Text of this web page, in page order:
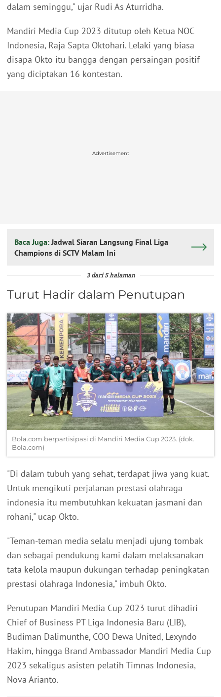
dalam seminggu," ujar Rudi As Aturridha.
Mandiri Media Cup 2023 ditutup oleh Ketua NOC
Indonesia, Raja Sapta Oktohari. Lelaki yang biasa
disapa Okto itu bangga dengan persaingan positif
yang diciptakan 16 kontestan.
Advertisement
Baca Juga: Jadwal Siaran Langsung Final Liga
Champions di SCTV Malam Ini
3 dari 5 halaman
Turut Hadir dalam Penutupan
Bola.com berpartisipasi di Mandiri Media Cup 2023. (dok.
Bola.com)
"Di dalam tubuh yang sehat, terdapat jiwa yang kuat.
Untuk mengikuti perjalanan prestasi olahraga
indonesia itu membutuhkan kekuatan jasmani dan
rohani," ucap Okto.
"Teman-teman media selalu menjadi ujung tombak
dan sebagai pendukung kami dalam melaksanakan
tata kelola maupun dukungan terhadap peningkatan
prestasi olahraga Indonesia," imbuh Okto.
Penutupan Mandiri Media Cup 2023 turut dihadiri
Chief of Business PT Liga Indonesia Baru (LIB),
Budiman Dalimunthe, COO Dewa United, Lexyndo
Hakim, hingga Brand Ambassador Mandiri Media Cup
2023 sekaligus asisten pelatih Timnas Indonesia,
Nova Arianto.